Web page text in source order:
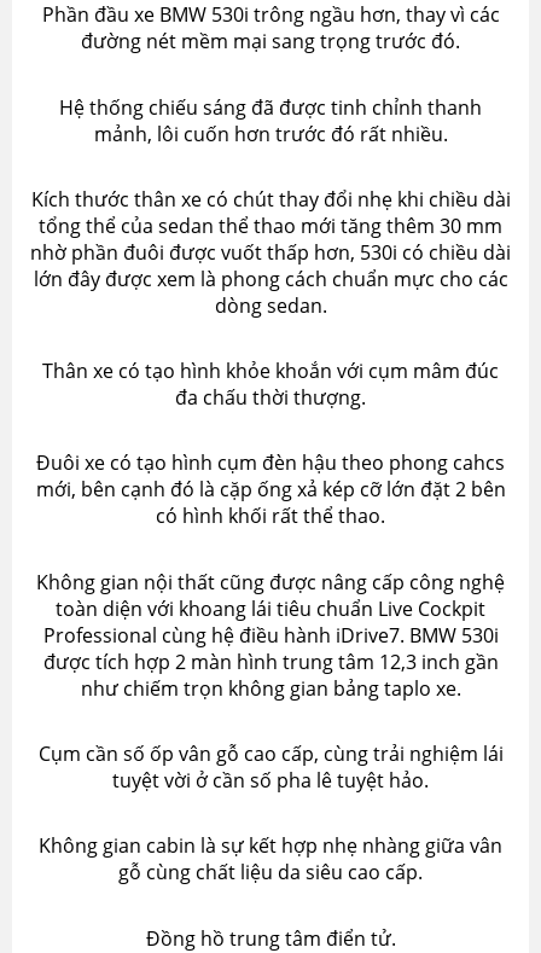
Phần đầu xe BMW 530i trông ngầu hơn, thay vì các
đường nét mềm mại sang trọng trước đó.
Hệ thống chiếu sáng đã được tinh chỉnh thanh
mảnh, lôi cuốn hơn trước đó rất nhiều.
Kích thước thân xe có chút thay đổi nhẹ khi chiều dài
tổng thể của sedan thể thao mới tăng thêm 30 mm
nhờ phần đuôi được vuốt thấp hơn, 530i có chiều dài
lớn đây được xem là phong cách chuẩn mực cho các
dòng sedan.
Thân xe có tạo hình khỏe khoắn với cụm mâm đúc
đa chấu thời thượng.
Đuôi xe có tạo hình cụm đèn hậu theo phong cahcs
mới, bên cạnh đó là cặp ống xả kép cỡ lớn đặt 2 bên
có hình khối rất thể thao.
Không gian nội thất cũng được nâng cấp công nghệ
toàn diện với khoang lái tiêu chuẩn Live Cockpit
Professional cùng hệ điều hành iDrive7. BMW 530i
được tích hợp 2 màn hình trung tâm 12,3 inch gần
như chiếm trọn không gian bảng taplo xe.
Cụm cần số ốp vân gỗ cao cấp, cùng trải nghiệm lái
tuyệt vời ở cần số pha lê tuyệt hảo.
Không gian cabin là sự kết hợp nhẹ nhàng giữa vân
gỗ cùng chất liệu da siêu cao cấp.
Đồng hồ trung tâm điển tử.